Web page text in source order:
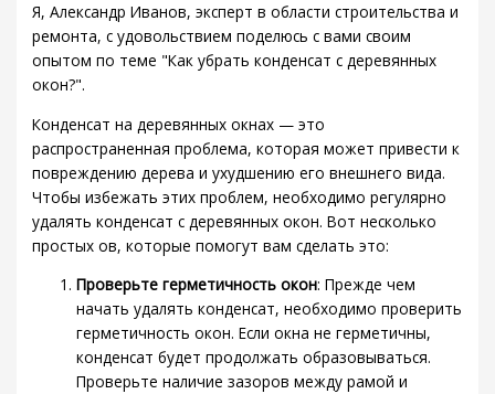
Я, Александр Иванов, эксперт в области строительства и
ремонта, с удовольствием поделюсь с вами своим
опытом по теме "Как убрать конденсат с деревянных
окон?".
Конденсат на деревянных окнах — это
распространенная проблема, которая может привести к
повреждению дерева и ухудшению его внешнего вида.
Чтобы избежать этих проблем, необходимо регулярно
удалять конденсат с деревянных окон. Вот несколько
простых ов, которые помогут вам сделать это:
Проверьте герметичность окон: Прежде чем
начать удалять конденсат, необходимо проверить
герметичность окон. Если окна не герметичны,
конденсат будет продолжать образовываться.
Проверьте наличие зазоров между рамой и